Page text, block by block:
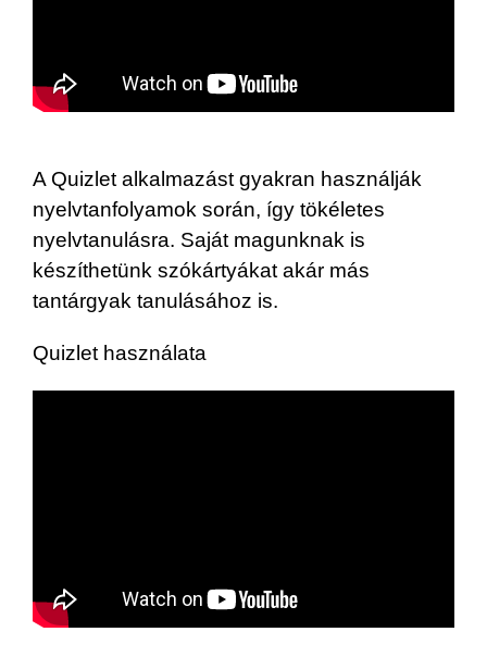
A Quizlet alkalmazást gyakran használják
nyelvtanfolyamok során, így tökéletes
nyelvtanulásra. Saját magunknak is
készíthetünk szókártyákat akár más
tantárgyak tanulásához is.
Quizlet használata